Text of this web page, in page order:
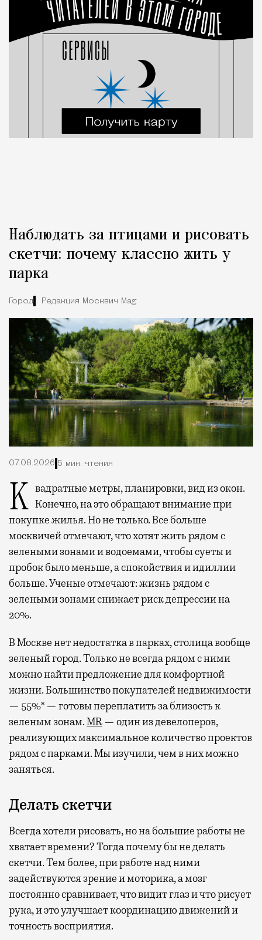
Наблюдать за птицами и рисовать
скетчи: почему классно жить у
парка
Город Редакция Москвич Mag
07.08.2026 5 мин. чтения
Квадратные метры, планировки, вид из окон. Конечно, на это обращают внимание при
покупке жилья. Но не только. Все больше
москвичей отмечают, что хотят жить рядом с
зелеными зонами и водоемами, чтобы суеты и
пробок было меньше, а спокойствия и идиллии
больше. Ученые отмечают: жизнь рядом с
зелеными зонами снижает риск депрессии на
20%.
В Москве нет недостатка в парках, столица вообще
зеленый город. Только не всегда рядом с ними
можно найти предложение для комфортной
жизни. Большинство покупателей недвижимости
— 55%* — готовы переплатить за близость к
зеленым зонам.MR — один из девелоперов,
реализующих максимальное количество проектов
рядом с парками. Мы изучили, чем в них можно
заняться.
Делать скетчи
Всегда хотели рисовать, но на большие работы не
хватает времени? Тогда почему бы не делать
скетчи. Тем более, при работе над ними
задействуются зрение и моторика, а мозг
постоянно сравнивает, что видит глаз и что рисует
рука, и это улучшает координацию движений и
точность восприятия.